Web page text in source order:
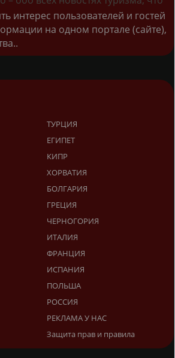
интерес пользователей и гостей
на одном портале (сайте),
ТУРЦИЯ
ЕГИПЕТ
КИПР
ХОРВАТИЯ
БОЛГАРИЯ
ГРЕЦИЯ
ЧЕРНОГОРИЯ
ИТАЛИЯ
ФРАНЦИЯ
ИСПАНИЯ
ПОЛЬША
РОССИЯ
РЕКЛАМА У НАС
Защита прав и правила